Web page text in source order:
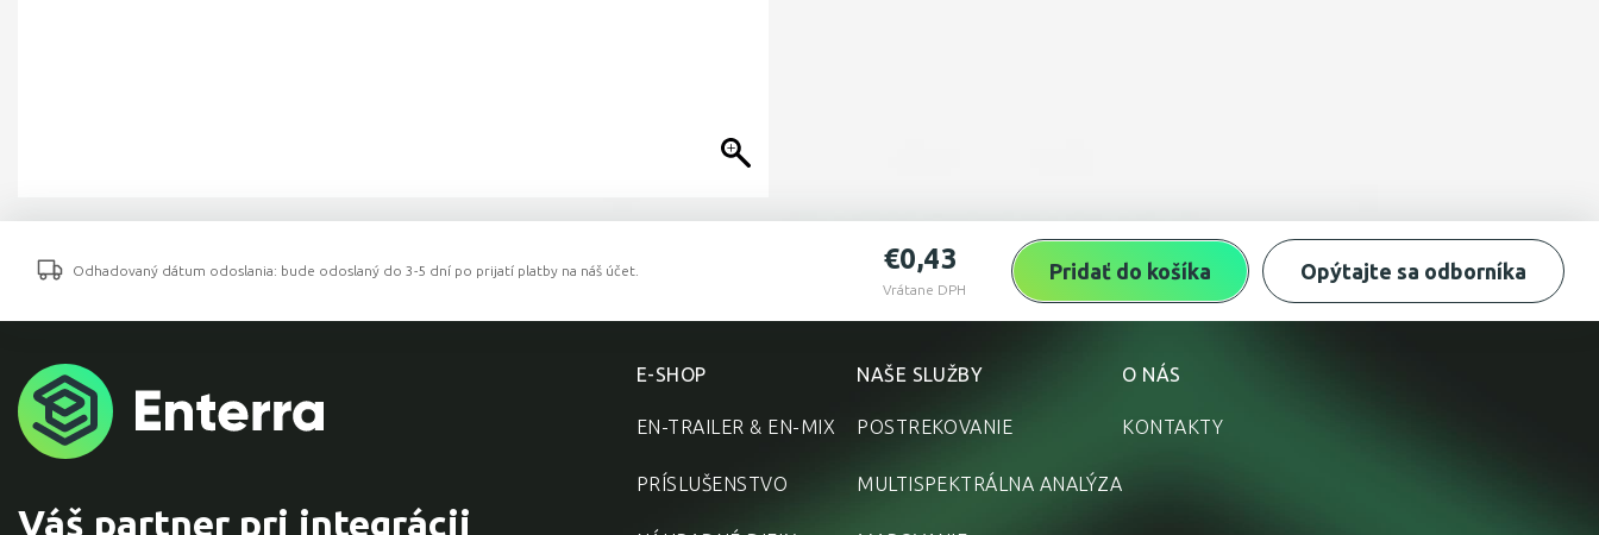
Odhadovaný dátum odoslania: bude odoslaný do 3-5 dní po prijatí platby na náš účet. €0,43
Vrátane DPH
Pridať do košíka Opýtajte sa odborníka
Váš partner pri integrácii
E-SHOP
EN-TRAILER & EN-MIX
PRÍSLUŠENSTVO
NAŠE SLUŽBY
POSTREKOVANIE
MULTISPEKTRÁLNA ANALÝZA
O NÁS
KONTAKTY